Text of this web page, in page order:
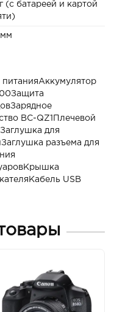
(с батареей и картой
мм
питанияАккумулятор
BC-QZ1Плечевой
для
разъема для
USB